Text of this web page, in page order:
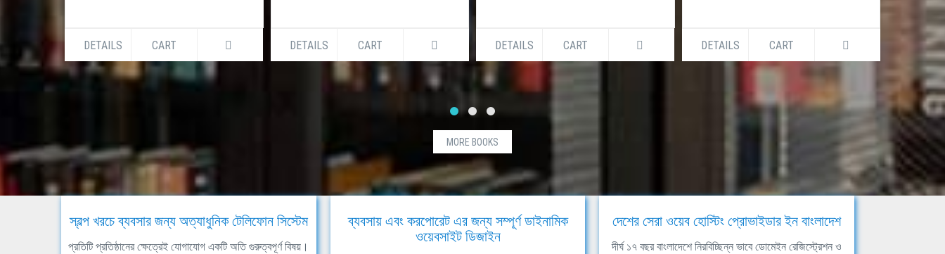
DETAILS CART DETAILS CART DETAILS CART DETAILS CART DETAILS
MORE BOOKS
স্বল্প খরচে ব্যবসার জন্য অত্যাধুনিক টেলিফোন সিস্টেম
প্রতিটি প্রতিষ্ঠানের ক্ষেত্রেই যোগাযোগ একটি অতি গুরুত্বপূর্ণ বিষয়।
ব্যবসায় এবং করপোরেট এর জন্য সম্পূর্ণ ডাইনামিক
ওয়েবসাইট ডিজাইন
দেশের সেরা ওয়েব হোস্টিং প্রোভাইডার ইন বাংলাদেশ
দীর্ঘ ১৭ বছর বাংলাদেশে নিরবিচ্ছিন্ন ভাবে ডোমেইন রেজিস্ট্রেশন ও